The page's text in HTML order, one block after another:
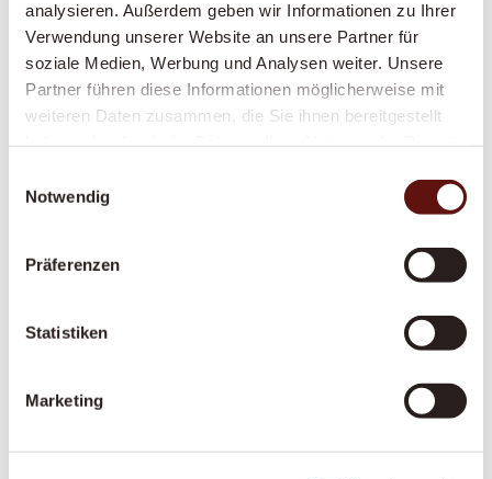
analysieren. Außerdem geben wir Informationen zu Ihrer
Verwendung unserer Website an unsere Partner für
soziale Medien, Werbung und Analysen weiter. Unsere
Partner führen diese Informationen möglicherweise mit
weiteren Daten zusammen, die Sie ihnen bereitgestellt
Notwendig
Präferenzen
Statistiken
Marketing
mit Demenz.
Alltagsbegleitung
Gesicht im Alltag – gegen Einsamkeit und für
Ein reibungsloser, gut organisierter Übergang
nach dem Spitalaustritt – von der Abholung
bis zur Genesung zu Hause.